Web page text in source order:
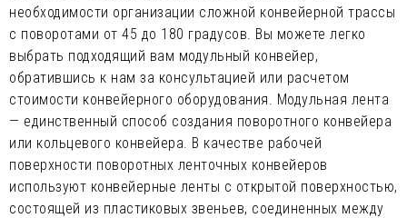
необходимости организации сложной конвейерной трассы
с поворотами от 45 до 180 градусов. Вы можете легко
выбрать подходящий вам модульный конвейер,
обратившись к нам за консультацией или расчетом
стоимости конвейерного оборудования. Модульная лента
— единственный способ создания поворотного конвейера
или кольцевого конвейера. В качестве рабочей
поверхности поворотных ленточных конвейеров
используют конвейерные ленты с открытой поверхностью,
состоящей из пластиковых звеньев, соединенных между